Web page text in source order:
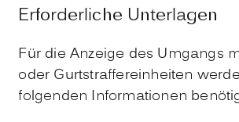
Erforderliche Unterlagen
Für die Anzeige des Umgangs
oder Gurtstraffereinheiten
folgenden Informationen